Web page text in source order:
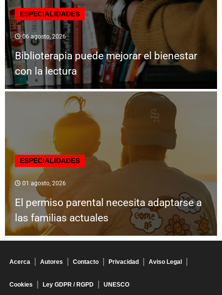
ESPECIALIDADES
06 agosto, 2026
Biblioterapia puede mejorar el bienestar
con la lectura
ESPECIALIDADES
01 agosto, 2026
El permiso parental necesita adaptarse a
las familias actuales
Acerca Autores Contacto Privacidad Aviso Legal
Cookies Ley GDPR / RGPD UNESCO